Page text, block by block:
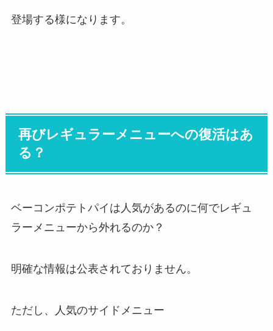
登場する様になります。
再びレギュラーメニューへの復活はあ
る？
ベーコンポテトパイは人気があるのに何でレギュ
ラーメニューから外れるのか？
明確な情報は公表されておりません。
ただし、人気のサイドメニュー